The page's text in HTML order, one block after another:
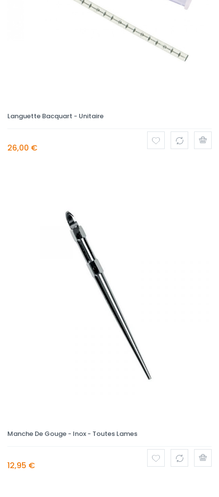
Languette Bacquart - Unitaire
26,00 €
Manche De Gouge - Inox - Toutes Lames
12,95 €